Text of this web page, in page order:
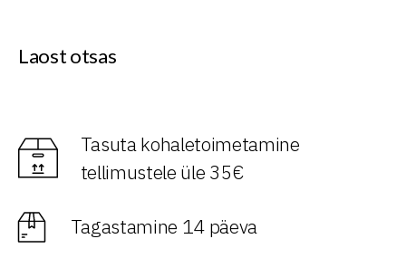
Laost otsas
Tasuta kohaletoimetamine
tellimustele üle 35€
Tagastamine 14 päeva